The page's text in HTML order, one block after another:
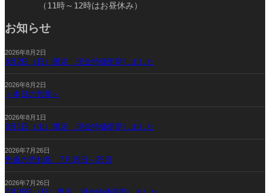
（11時～12時はお昼休み）
お知らせ
2026年8月2日
8月2日（日）限定 現金特価更新しました
2026年8月2日
＜本日の営業＞
2026年8月1日
8月1日（土）限定 現金特価更新しました
2026年7月26日
先週の売れ筋 7月19日～25日
2026年7月26日